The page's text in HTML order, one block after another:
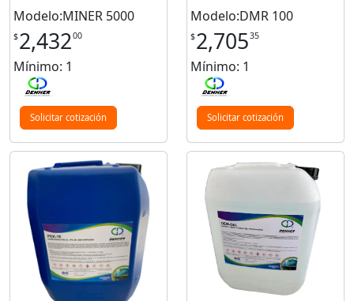
Modelo:MINER 5000
$2,43200
Mínimo: 1
Solicitar cotización
Modelo:DMR 100
$2,70535
Mínimo: 1
Solicitar cotización